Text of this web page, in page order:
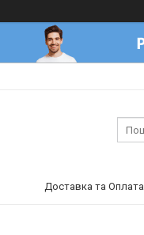
Доставка та Оплата